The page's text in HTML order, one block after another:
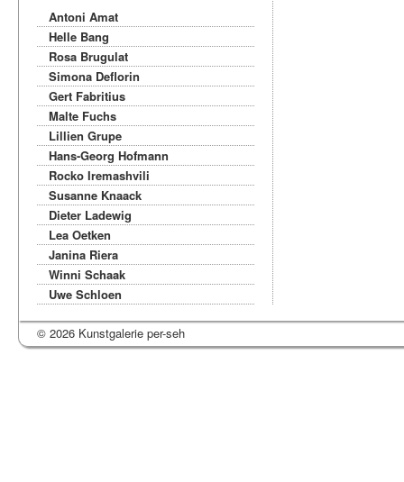
Antoni Amat
Helle Bang
Rosa Brugulat
Simona Deflorin
Gert Fabritius
Malte Fuchs
Lillien Grupe
Hans-Georg Hofmann
Rocko Iremashvili
Susanne Knaack
Dieter Ladewig
Lea Oetken
Janina Riera
Winni Schaak
Uwe Schloen
© 2026 Kunstgalerie per-seh